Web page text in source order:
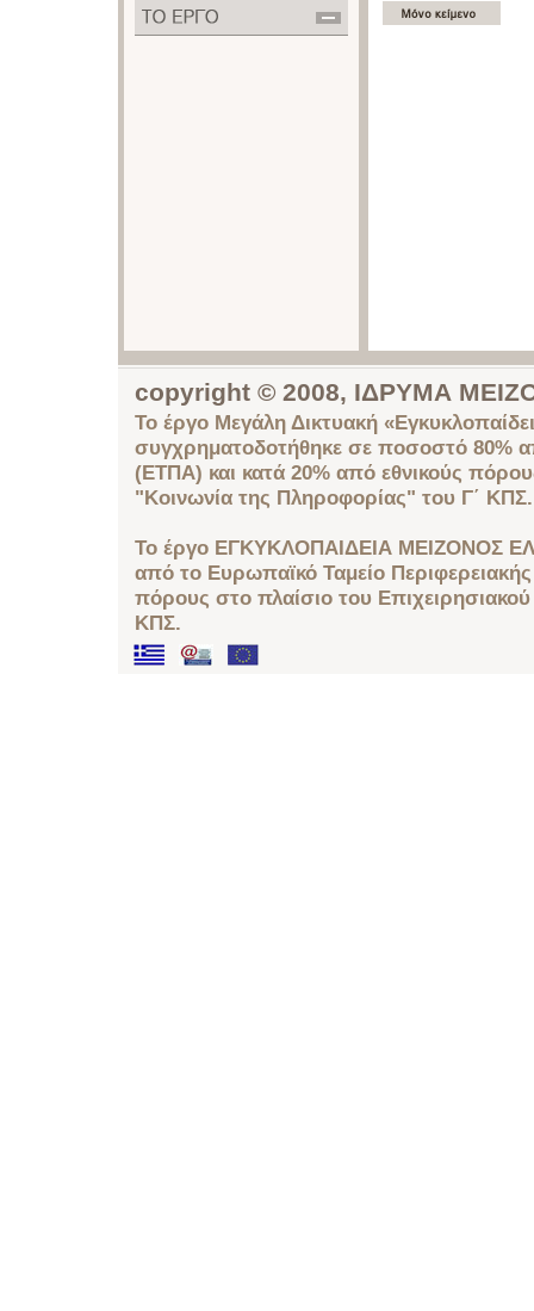
copyright © 2008, ΙΔΡΥΜΑ
Το έργο Μεγάλη Δικτυακή
συγχρηματοδοτήθηκε σε ποσοστό 80%
(ΕΤΠΑ) και κατά 20% από εθνικούς
"Κοινωνία της Πληροφορίας" του Γ΄ ΚΠΣ.
Το έργο ΕΓΚΥΚΛΟΠΑΙΔΕΙΑ ΜΕΙΖΟΝΟΣ
από το Ευρωπαϊκό Ταμείο
πόρους στο πλαίσιο του
ΚΠΣ.